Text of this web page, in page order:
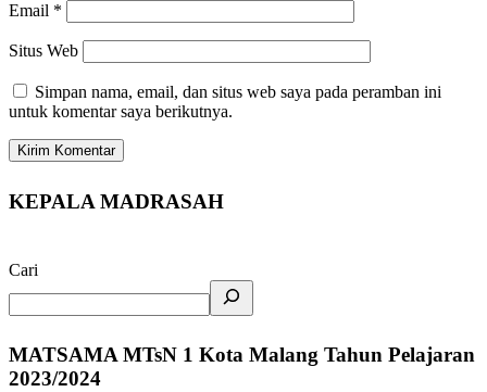
Email *
Situs Web
Simpan nama, email, dan situs web saya pada peramban ini
untuk komentar saya berikutnya.
KEPALA MADRASAH
Cari
MATSAMA MTsN 1 Kota Malang Tahun Pelajaran
2023/2024